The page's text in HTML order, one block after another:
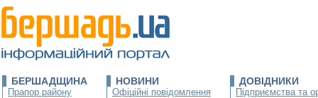
БЕРШАДЩИНА
Прапор району
НОВИНИ
Офіційні повідомлення
ДОВІДНИКИ
Підприємства та